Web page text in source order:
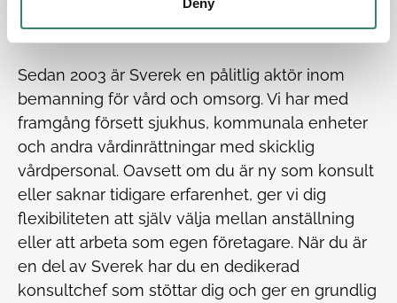
arbetsmiljö där du kan trivas och uppnå
välmående.
Sedan 2003 är Sverek en pålitlig aktör inom
bemanning för vård och omsorg. Vi har med
framgång försett sjukhus, kommunala enheter
och andra vårdinrättningar med skicklig
vårdpersonal. Oavsett om du är ny som konsult
eller saknar tidigare erfarenhet, ger vi dig
flexibiliteten att själv välja mellan anställning
eller att arbeta som egen företagare. När du är
en del av Sverek har du en dedikerad
konsultchef som stöttar dig och ger en grundlig